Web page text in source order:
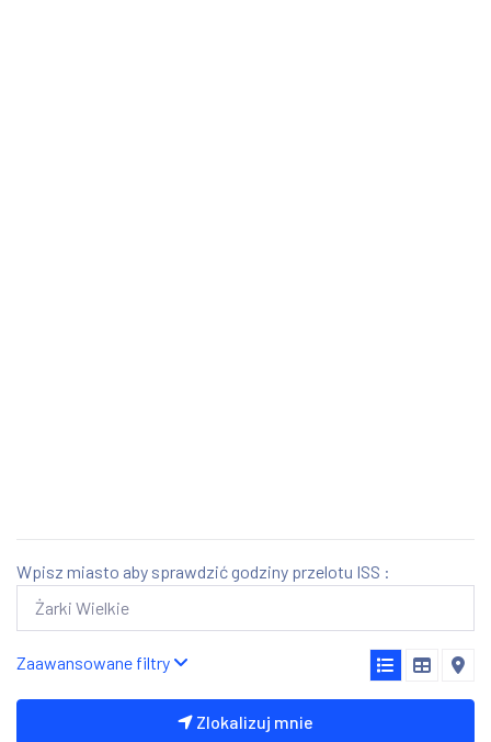
Wpisz miasto aby sprawdzić godziny przelotu ISS :
Zaawansowane filtry
Zlokalizuj mnie